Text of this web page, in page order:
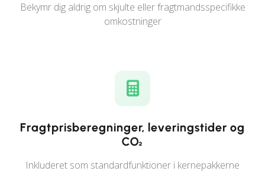
Bekymr dig aldrig om skjulte eller fragtmandsspecifikke
omkostninger
Fragtprisberegninger, leveringstider og
CO₂
Inkluderet som standardfunktioner i kernepakkerne